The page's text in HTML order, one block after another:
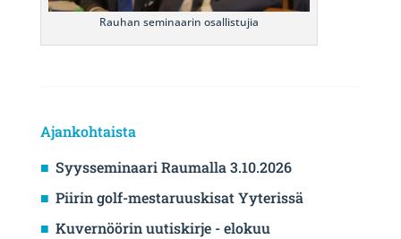
Rauhan seminaarin osallistujia
Ajankohtaista
Syysseminaari Raumalla 3.10.2026
Piirin golf-mestaruuskisat Yyterissä
Kuvernöörin uutiskirje - elokuu